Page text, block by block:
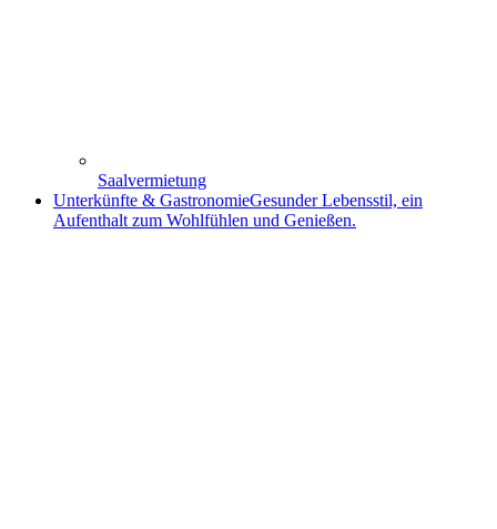
Saalvermietung
Unterkünfte & GastronomieGesunder Lebensstil, ein
Aufenthalt zum Wohlfühlen und Genießen.